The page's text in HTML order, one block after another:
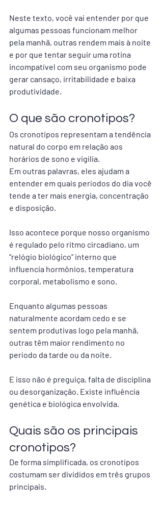
Neste texto, você vai entender por que
algumas pessoas funcionam melhor
pela manhã, outras rendem mais à noite
e por que tentar seguir uma rotina
incompatível com seu organismo pode
gerar cansaço, irritabilidade e baixa
produtividade.
O que são cronotipos?
Os cronotipos representam a tendência
natural do corpo em relação aos
horários de sono e vigília.
Em outras palavras, eles ajudam a
entender em quais períodos do dia você
tende a ter mais energia, concentração
e disposição.
Isso acontece porque nosso organismo
é regulado pelo ritmo circadiano, um
“relógio biológico” interno que
influencia hormônios, temperatura
corporal, metabolismo e sono.
Enquanto algumas pessoas
naturalmente acordam cedo e se
sentem produtivas logo pela manhã,
outras têm maior rendimento no
período da tarde ou da noite.
E isso não é preguiça, falta de disciplina
ou desorganização. Existe influência
genética e biológica envolvida.
Quais são os principais
cronotipos?
De forma simplificada, os cronotipos
costumam ser divididos em três grupos
principais.